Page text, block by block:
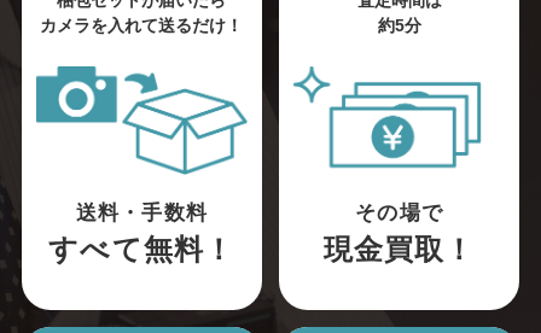
カメラを入れて送るだけ！
送料・手数料
すべて無料！
約5分
その場で
現金買取！